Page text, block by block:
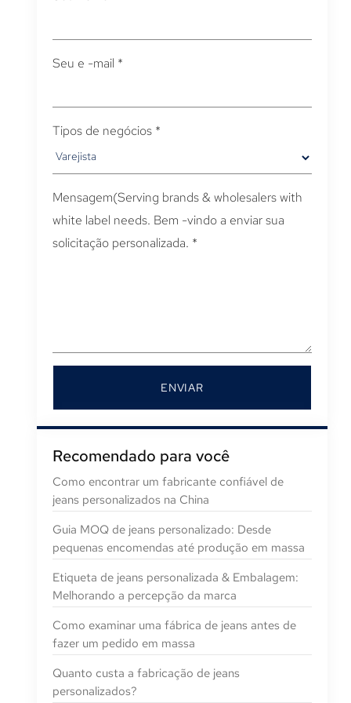
Seu e -mail *
Tipos de negócios *
Mensagem(Serving brands & wholesalers with
white label needs. Bem -vindo a enviar sua
solicitação personalizada. *
ENVIAR
Recomendado para você
Como encontrar um fabricante confiável de
jeans personalizados na China
Guia MOQ de jeans personalizado: Desde
pequenas encomendas até produção em massa
Etiqueta de jeans personalizada & Embalagem:
Melhorando a percepção da marca
Como examinar uma fábrica de jeans antes de
fazer um pedido em massa
Quanto custa a fabricação de jeans
personalizados?